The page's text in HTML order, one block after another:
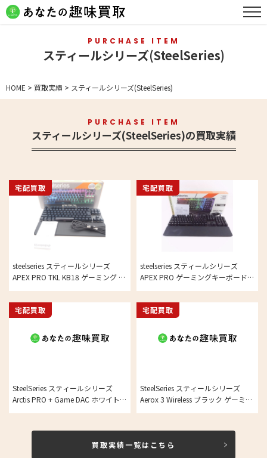
PURCHASE ITEM
スティールシリーズ(SteelSeries)
HOME > 買取実績 > スティールシリーズ(SteelSeries)
PURCHASE ITEM
スティールシリーズ(SteelSeries)の買取実績
steelseries スティールシリーズ
APEX PRO TKL KB18 ゲーミング キ
宅配買取
steelseries スティールシリーズ
APEX PRO ゲーミングキーボード
宅配買取
SteelSeries スティールシリーズ
Arctis PRO + Game DAC ホワイト
宅配買取
SteelSeries スティールシリーズ
Aerox 3 Wireless ブラック ゲーミン
宅配買取
買取実績一覧はこちら